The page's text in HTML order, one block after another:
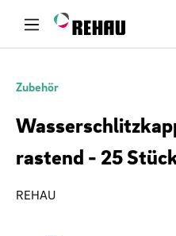
Zum Hauptinhalt springen
Zubehör
rastend - 25
REHAU